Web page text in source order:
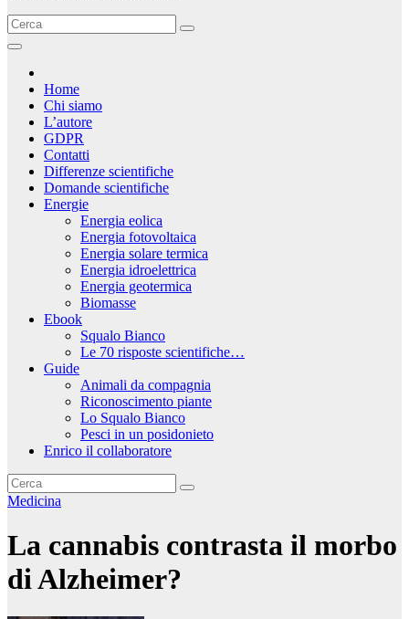
Home
Chi siamo
L’autore
GDPR
Contatti
Differenze scientifiche
Domande scientifiche
Energie
Energia eolica
Energia fotovoltaica
Energia solare termica
Energia idroelettrica
Energia geotermica
Biomasse
Ebook
Squalo Bianco
Le 70 risposte scientifiche…
Guide
Animali da compagnia
Riconoscimento piante
Lo Squalo Bianco
Pesci in un posidonieto
Enrico il collaboratore
Medicina
La cannabis contrasta il morbo
di Alzheimer?